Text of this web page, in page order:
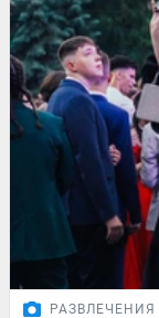
РАЗВЛЕЧЕНИЯ